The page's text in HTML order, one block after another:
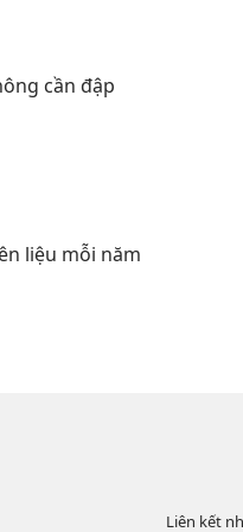
cần đập
liệu mỗi năm
Liên kết